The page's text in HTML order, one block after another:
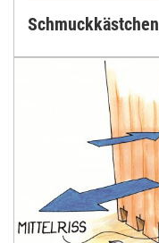
Schmuckkästchen